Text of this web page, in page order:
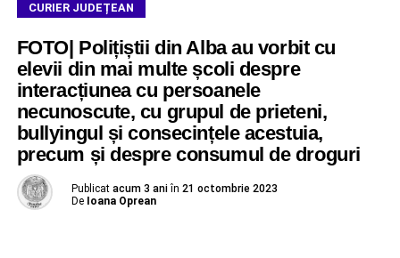
CURIER JUDEȚEAN
FOTO| Polițiștii din Alba au vorbit cu
elevii din mai multe școli despre
interacțiunea cu persoanele
necunoscute, cu grupul de prieteni,
bullyingul și consecințele acestuia,
precum și despre consumul de droguri
Publicat acum 3 ani în 21 octombrie 2023
De Ioana Oprean